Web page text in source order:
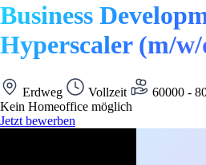
Business
Hyperscaler (m/
Erdweg Vollzeit
60000 -
Kein Homeoffice möglich
Jetzt bewerben